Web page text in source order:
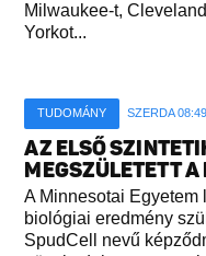
Milwaukee-t,
Yorkot...
TUDOMÁNY SZERDA 08:49
AZ ELSŐ
MEGSZÜLETETT A
A Minnesotai Egyetem
biológiai eredmény
SpudCell nevű